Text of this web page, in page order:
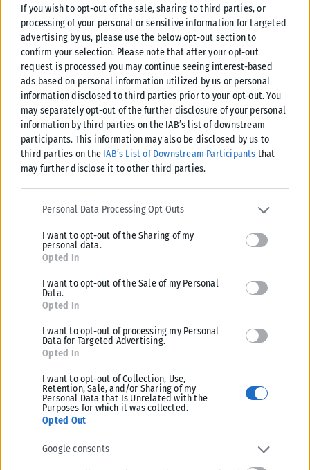
If you wish to opt-out of the sale, sharing to third parties, or
processing of your personal or sensitive information for targeted
advertising by us, please use the below opt-out section to
confirm your selection. Please note that after your opt-out
request is processed you may continue seeing interest-based
ads based on personal information utilized by us or personal
information disclosed to third parties prior to your opt-out. You
may separately opt-out of the further disclosure of your personal
information by third parties on the IAB’s list of downstream
participants. This information may also be disclosed by us to
third parties on the IAB’s List of Downstream Participants that
may further disclose it to other third parties.
Please note that this website/app uses one or more Google
services and may gather and store information including but not
deny consent to Google and its third-party tags to use your data
for below specified purposes in below Google consent section.
Personal Data Processing Opt Outs
I want to opt-out of the Sharing of my
personal data.
Opted In
I want to opt-out of the Sale of my Personal
Data.
Opted In
I want to opt-out of processing my Personal
Data for Targeted Advertising.
Opted In
I want to opt-out of Collection, Use,
Retention, Sale, and/or Sharing of my
Personal Data that Is Unrelated with the
Purposes for which it was collected.
Opted Out
Google consents
ΠΟΛΙΤΙΚΉ
Κριτική στην κυβέρνηση για την ενεργειακή πολιτική και τις υψηλές
τιμές ρεύματος και καυσίμων ασκεί ο ΣΥΡΙΖΑ-ΠΣ, με αφορμή τη...
ΑΝΑΡΤΉΘΗΚΕ ΑΠΌ KARFITSANEWS